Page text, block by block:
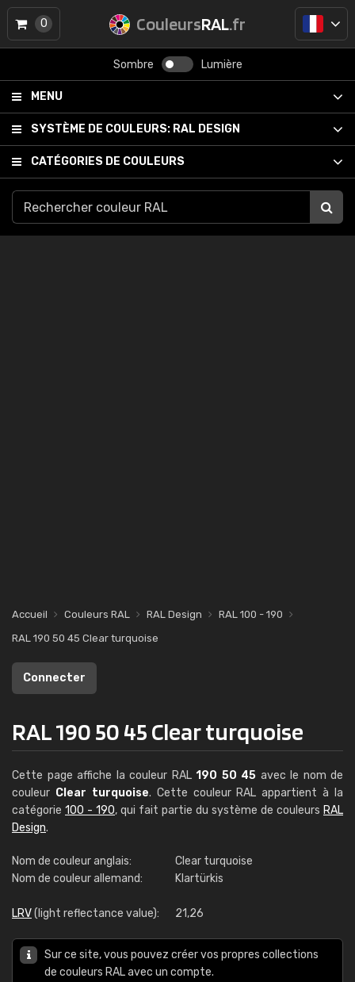
CouleursRAL.fr
Sombre Lumière
MENU
SYSTÈME DE COULEURS: RAL DESIGN
CATÉGORIES DE COULEURS
0
Accueil Couleurs RAL RAL Design
RAL 100 - 190
RAL 190 50 45 Clear turquoise
Connecter
RAL 190 50 45 Clear turquoise
Cette page affiche la couleur RAL 190 50 45 avec le nom de
couleur Clear turquoise. Cette couleur RAL appartient à la
catégorie 100 - 190, qui fait partie du système de couleurs RAL
Design.
Nom de couleur anglais:
Clear turquoise
Nom de couleur allemand:
Klartürkis
LRV(light reflectance value): 21,26
Sur ce site, vous pouvez créer vos propres collections
de couleurs RAL avec un compte.